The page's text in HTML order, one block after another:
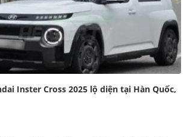
Inster Cross 2025 lộ diện tại Hàn Quốc,